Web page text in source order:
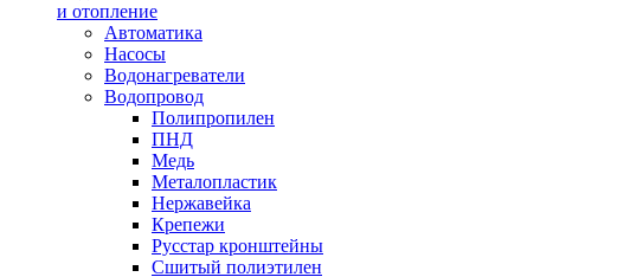
и отопление
Автоматика
Насосы
Водонагреватели
Водопровод
Полипропилен
ПНД
Медь
Металопластик
Нержавейка
Крепежи
Русстар кронштейны
Сшитый полиэтилен